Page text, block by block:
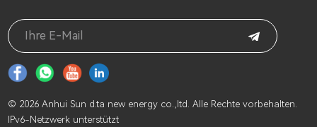
© 2026 Anhui Sun d.ta new energy co.,ltd. Alle Rechte vorbehalten.
IPv6-Netzwerk unterstützt